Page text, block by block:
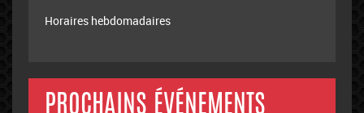
Horaires hebdomadaires
PROCHAINS ÉVÉNEMENTS